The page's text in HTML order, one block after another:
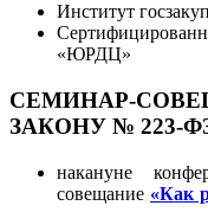
Институт
«ЮРДЦ»
СЕМИНАР-
ЗАКОНУ № 223-
накануне
совещание «Как